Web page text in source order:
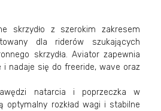
skrzydło z szerokim zakresem
dla riderów szukających
skrzydła. Aviator zapewnia
i nadaje się do freeride, wave oraz
natarcia i poprzeczka w
optymalny rozkład wagi i stabilne